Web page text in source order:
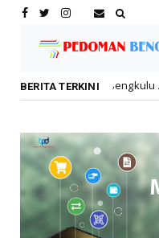
BERITA TERKINI
Ajukan Dana Rp2 Miliar